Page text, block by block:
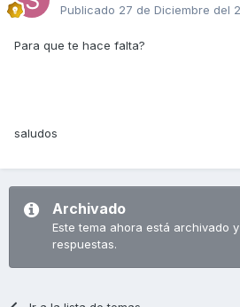
Publicado 27 de Diciembre del
Para que te hace falta?
saludos
Archivado
Este tema ahora está archivado
respuestas.